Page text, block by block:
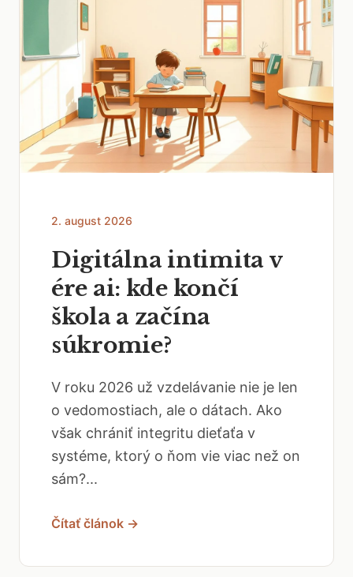
2. august 2026
Digitálna intimita v
ére ai: kde končí
škola a začína
súkromie?
V roku 2026 už vzdelávanie nie je len
o vedomostiach, ale o dátach. Ako
však chrániť integritu dieťaťa v
systéme, ktorý o ňom vie viac než on
sám?...
Čítať článok →